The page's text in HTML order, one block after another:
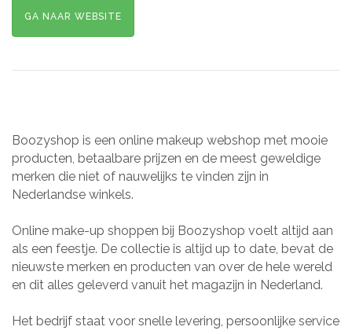
GA NAAR WEBSITE
Boozyshop is een online makeup webshop met mooie
producten, betaalbare prijzen en de meest geweldige
merken die niet of nauwelijks te vinden zijn in
Nederlandse winkels.
Online make-up shoppen bij Boozyshop voelt altijd aan
als een feestje. De collectie is altijd up to date, bevat de
nieuwste merken en producten van over de hele wereld
en dit alles geleverd vanuit het magazijn in Nederland.
Het bedrijf staat voor snelle levering, persoonlijke service